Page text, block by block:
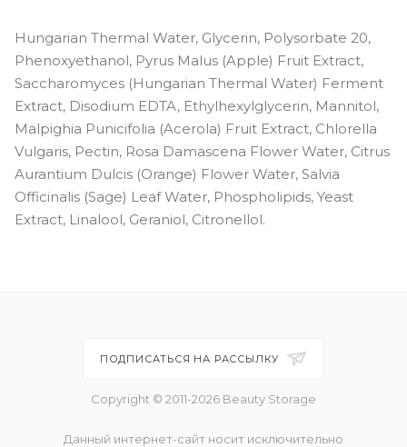
Hungarian Thermal Water, Glycerin, Polysorbate 20,
Phenoxyethanol, Pyrus Malus (Apple) Fruit Extract,
Saccharomyces (Hungarian Thermal Water) Ferment
Extract, Disodium EDTA, Ethylhexylglycerin, Mannitol,
Malpighia Punicifolia (Acerola) Fruit Extract, Chlorella
Vulgaris, Pectin, Rosa Damascena Flower Water, Citrus
Aurantium Dulcis (Orange) Flower Water, Salvia
Officinalis (Sage) Leaf Water, Phospholipids, Yeast
Extract, Linalool, Geraniol, Citronellol.
ПОДПИСАТЬСЯ НА РАССЫЛКУ
Copyright © 2011-2026 Beauty Storage
Данный интернет-сайт носит исключительно